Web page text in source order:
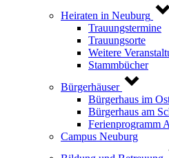
Heiraten in Neuburg
Trauungstermine
Trauungsorte
Weitere
Stammbücher
Bürgerhäuser
Bürgerhaus im
Bürgerhaus am
Ferienprogramm
Campus Neuburg